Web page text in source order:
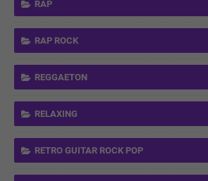
RAP
RAP ROCK
REGGAETON
RELAXING
RETRO GUITAR ROCK POP